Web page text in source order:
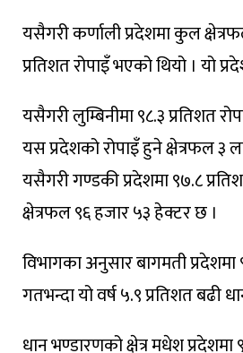
यसैगरी कर्णाली प्रदेशमा कुल
प्रतिशत रोपाइँ भएको थियो । यो
यसैगरी लुम्बिनीमा ९८.३ प्रतिशत
यस प्रदेशको रोपाइँ हुने क्षेत्रफल ३
यसैगरी गण्डकी प्रदेशमा ९७.८
क्षेत्रफल ९६ हजार ५३ हेक्टर छ ।
विभागका अनुसार बागमती प्रदेशमा
गतभन्दा यो वर्ष ५.९ प्रतिशत बढी
धान भण्डारणको क्षेत्र मधेश